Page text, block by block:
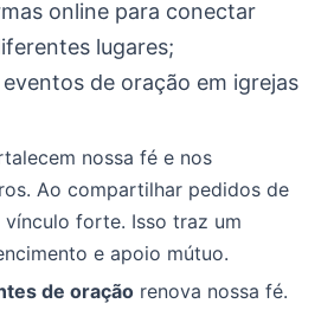
online para conectar
lugares;
de oração em igrejas
nossa fé e nos
Ao compartilhar pedidos de
forte. Isso traz um
e apoio mútuo.
de oração renova nossa fé.